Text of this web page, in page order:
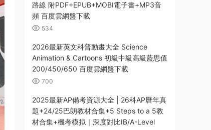
路線 附PDF+EPUB+MOBI電子書+MP3音
頻 百度雲網盤下載
534
2026最新英文科普動畫大全 Science
Animation & Cartoons 初級中級高級藍思值
200/450/650 百度雲網盤下載
700
2025最新AP備考資源大全 | 26科AP曆年真
題+24/25巴朗教材合集+5 Steps to a 5教
材合集+機考模拟｜深度對比IB/A-Level